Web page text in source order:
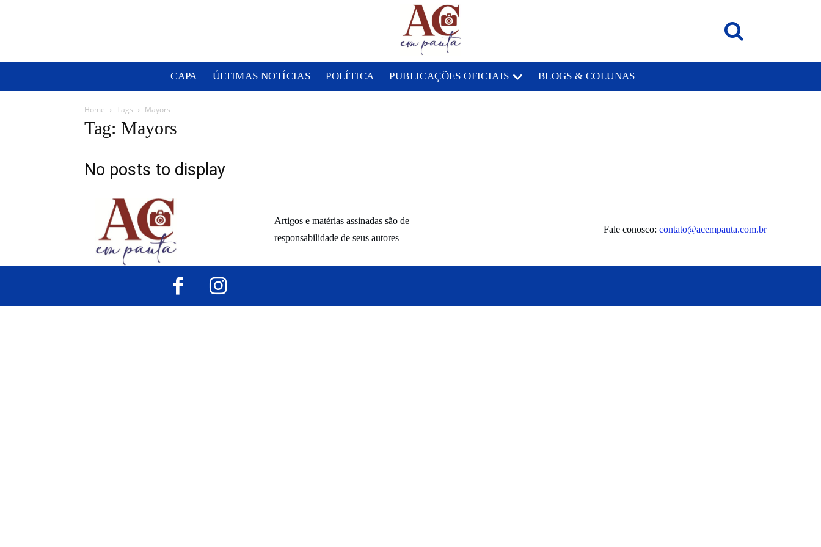
CAPA ÚLTIMAS NOTÍCIAS POLÍTICA PUBLICAÇÕES OFICIAIS BLOGS & COLUNAS
Home Tags Mayors
Tag: Mayors
No posts to display
Artigos e matérias assinadas são de
responsabilidade de seus autores
Fale conosco: contato@acempauta.com.br